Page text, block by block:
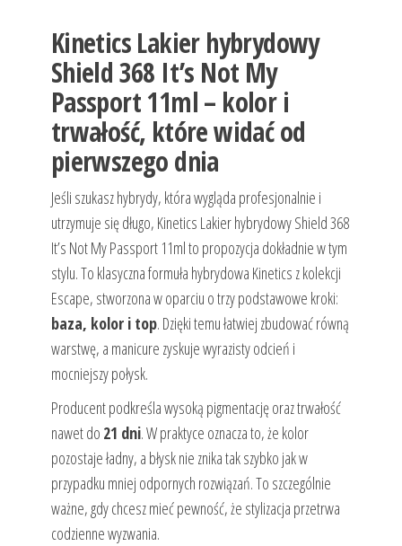
Kinetics Lakier hybrydowy
Shield 368 It’s Not My
Passport 11ml – kolor i
trwałość, które widać od
pierwszego dnia
Jeśli szukasz hybrydy, która wygląda profesjonalnie i
utrzymuje się długo, Kinetics Lakier hybrydowy Shield 368
It’s Not My Passport 11ml to propozycja dokładnie w tym
stylu. To klasyczna formuła hybrydowa Kinetics z kolekcji
Escape, stworzona w oparciu o trzy podstawowe kroki:
baza, kolor i top. Dzięki temu łatwiej zbudować równą
warstwę, a manicure zyskuje wyrazisty odcień i
mocniejszy połysk.
Producent podkreśla wysoką pigmentację oraz trwałość
nawet do 21 dni. W praktyce oznacza to, że kolor
pozostaje ładny, a błysk nie znika tak szybko jak w
przypadku mniej odpornych rozwiązań. To szczególnie
ważne, gdy chcesz mieć pewność, że stylizacja przetrwa
codzienne wyzwania.